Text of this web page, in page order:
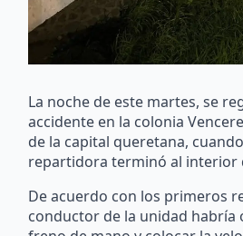
La noche de este martes, se
accidente en la colonia
de la capital queretana,
repartidora terminó al interior
De acuerdo con los primeros
conductor de la unidad habría